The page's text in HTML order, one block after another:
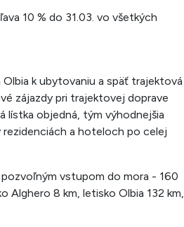
10 % do 31.03. vo všetkých
k ubytovaniu a späť trajektová
zájazdy pri trajektovej doprave
lístka objedná, tým výhodnejšia
a hoteloch po celej
vstupom do mora - 160
Alghero 8 km, letisko Olbia 132 km,